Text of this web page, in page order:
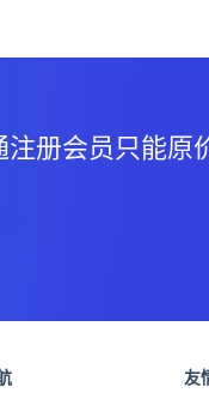
册会员只能
友